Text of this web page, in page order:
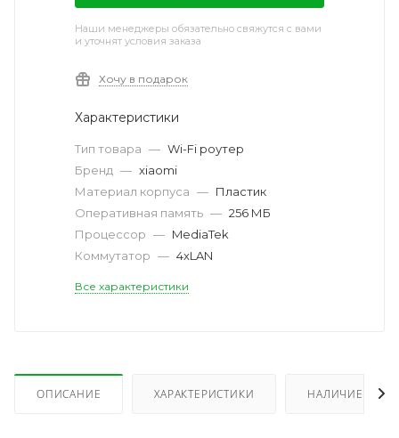
Наши менеджеры обязательно свяжутся с вами
и уточнят условия заказа
Хочу в подарок
Характеристики
Тип товара — Wi-Fi роутер
Бренд — xiaomi
Материал корпуса — Пластик
Оперативная память — 256 МБ
Процессор — MediaTek
Коммутатор — 4xLAN
Все характеристики
ОПИСАНИЕ ХАРАКТЕРИСТИКИ НАЛИЧИЕ